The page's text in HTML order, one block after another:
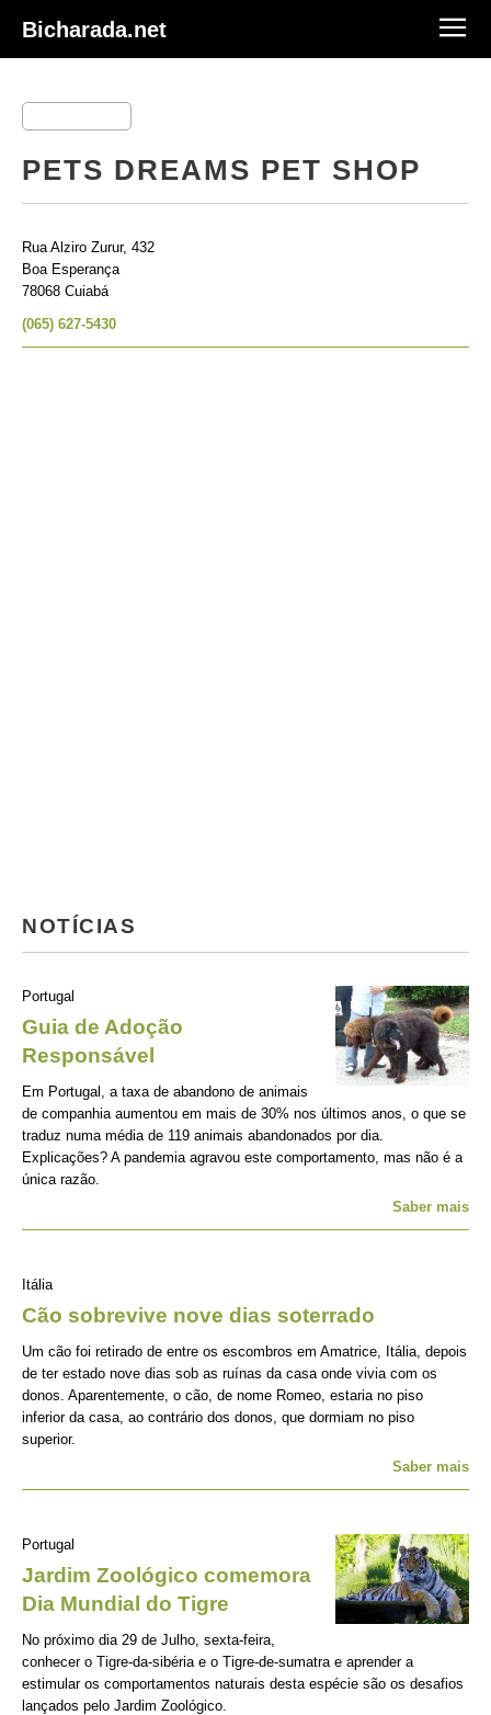
Bicharada.net
PETS DREAMS PET SHOP
Rua Alziro Zurur, 432
Boa Esperança
78068 Cuiabá
(065) 627-5430
NOTÍCIAS
Portugal
Guia de Adoção
Responsável
Em Portugal, a taxa de abandono de animais
de companhia aumentou em mais de 30% nos últimos anos, o que se
traduz numa média de 119 animais abandonados por dia.
Explicações? A pandemia agravou este comportamento, mas não é a
única razão.
Saber mais
Itália
Cão sobrevive nove dias soterrado
Um cão foi retirado de entre os escombros em Amatrice, Itália, depois
de ter estado nove dias sob as ruínas da casa onde vivia com os
donos. Aparentemente, o cão, de nome Romeo, estaria no piso
inferior da casa, ao contrário dos donos, que dormiam no piso
superior.
Saber mais
Portugal
Jardim Zoológico comemora
Dia Mundial do Tigre
No próximo dia 29 de Julho, sexta-feira,
conhecer o Tigre-da-sibéria e o Tigre-de-sumatra e aprender a
estimular os comportamentos naturais desta espécie são os desafios
lançados pelo Jardim Zoológico.